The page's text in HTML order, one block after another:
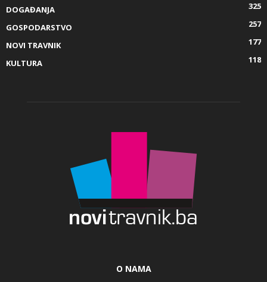
DOGAĐANJA
325
GOSPODARSTVO
257
NOVI TRAVNIK
177
KULTURA
118
O NAMA